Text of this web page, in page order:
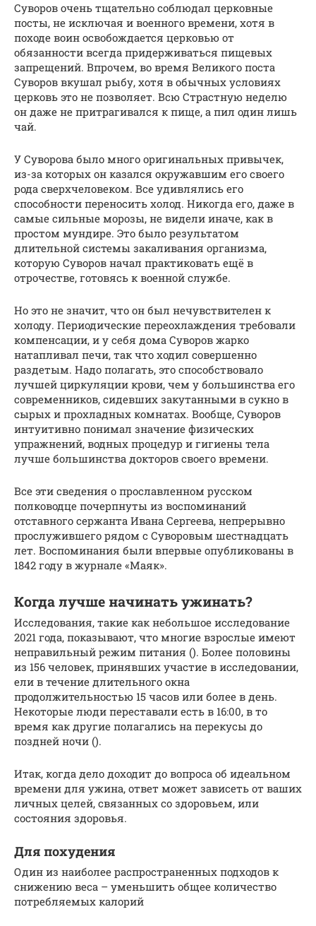
Суворов очень тщательно соблюдал церковные
посты, не исключая и военного времени, хотя в
походе воин освобождается церковью от
обязанности всегда придерживаться пищевых
запрещений. Впрочем, во время Великого поста
Суворов вкушал рыбу, хотя в обычных условиях
церковь это не позволяет. Всю Страстную неделю
он даже не притрагивался к пище, а пил один лишь
чай.
У Суворова было много оригинальных привычек,
из-за которых он казался окружавшим его своего
рода сверхчеловеком. Все удивлялись его
способности переносить холод. Никогда его, даже в
самые сильные морозы, не видели иначе, как в
простом мундире. Это было результатом
длительной системы закаливания организма,
которую Суворов начал практиковать ещё в
отрочестве, готовясь к военной службе.
Но это не значит, что он был нечувствителен к
холоду. Периодические переохлаждения требовали
компенсации, и у себя дома Суворов жарко
натапливал печи, так что ходил совершенно
раздетым. Надо полагать, это способствовало
лучшей циркуляции крови, чем у большинства его
современников, сидевших закутанными в сукно в
сырых и прохладных комнатах. Вообще, Суворов
интуитивно понимал значение физических
упражнений, водных процедур и гигиены тела
лучше большинства докторов своего времени.
Все эти сведения о прославленном русском
полководце почерпнуты из воспоминаний
отставного сержанта Ивана Сергеева, непрерывно
прослужившего рядом с Суворовым шестнадцать
лет. Воспоминания были впервые опубликованы в
1842 году в журнале «Маяк».
Когда лучше начинать ужинать?
Исследования, такие как небольшое исследование
2021 года, показывают, что многие взрослые имеют
неправильный режим питания (). Более половины
из 156 человек, принявших участие в исследовании,
ели в течение длительного окна
продолжительностью 15 часов или более в день.
Некоторые люди переставали есть в 16:00, в то
время как другие полагались на перекусы до
поздней ночи ().
Итак, когда дело доходит до вопроса об идеальном
времени для ужина, ответ может зависеть от ваших
личных целей, связанных со здоровьем, или
состояния здоровья.
Для похудения
Один из наиболее распространенных подходов к
снижению веса – уменьшить общее количество
потребляемых калорий